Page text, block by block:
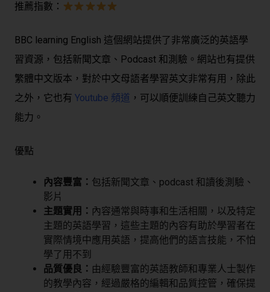
推薦指數：
BBC learning English 這個網站提供了非常廣泛的英語學
習資源，包括新聞文章、Podcast 和測驗。網站也有提供
繁體中文版本，對於中文母語者學習英文非常有用，除此
之外，它也有 Youtube 頻道 ，可以順便訓練自己英文聽力
能力。
優點
內容豐富： 包括新聞文章、podcast 和讀後測驗、
影片
主題實用： 內容通常與時事和生活相關，以及特定
主題的英語學習，這些主題的內容有助於學習者在
實際情境中應用英語，提高他們的語言技能，不怕
學了用不到
品質優良： 由經驗豐富的英語教師和專業人士製作
的教學內容，經過嚴格的編輯和品質控管，確保提